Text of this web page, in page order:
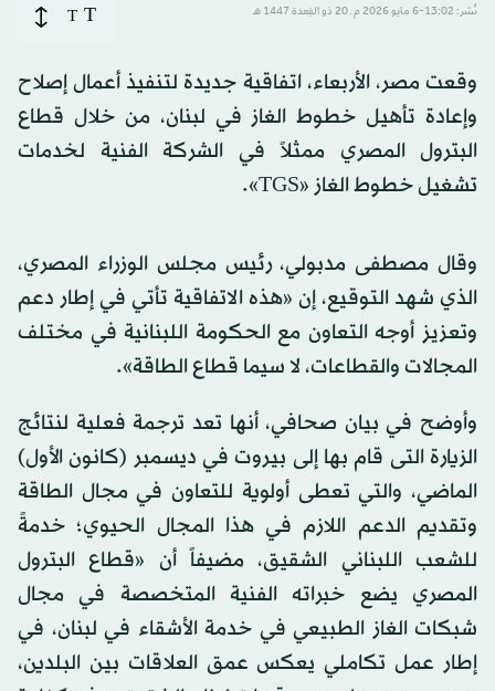
نُشر: 13:02-6 مايو 2026 م ـ 20 ذو القِعدة 1447 هـ T
T
وقعت مصر، الأربعاء، اتفاقية جديدة لتنفيذ أعمال إصلاح
وإعادة تأهيل خطوط الغاز في لبنان، من خلال قطاع
البترول المصري ممثلاً في الشركة الفنية لخدمات
تشغيل خطوط الغاز «TGS».
وقال مصطفى مدبولي، رئيس مجلس الوزراء المصري،
الذي شهد التوقيع، إن «هذه الاتفاقية تأتي في إطار دعم
وتعزيز أوجه التعاون مع الحكومة اللبنانية في مختلف
المجالات والقطاعات، لا سيما قطاع الطاقة».
وأوضح في بيان صحافي، أنها تعد ترجمة فعلية لنتائج
الزيارة التى قام بها إلى بيروت في ديسمبر (كانون الأول)
الماضي، والتي تعطى أولوية للتعاون في مجال الطاقة
وتقديم الدعم اللازم في هذا المجال الحيوي؛ خدمةً
للشعب اللبناني الشقيق، مضيفاً أن «قطاع البترول
المصري يضع خبراته الفنية المتخصصة في مجال
شبكات الغاز الطبيعي في خدمة الأشقاء في لبنان، في
إطار عمل تكاملي يعكس عمق العلاقات بين البلدين،